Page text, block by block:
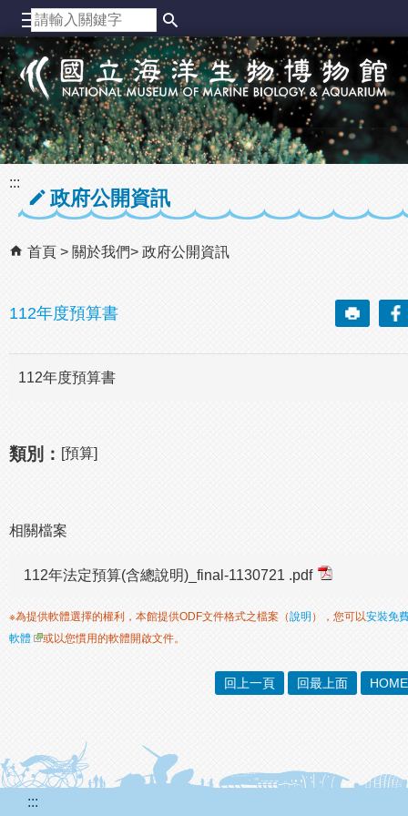
跳到主要內容區塊
:::
政府公開資訊
首頁 關於我們 政府公開資訊
112年度預算書
112年度預算書
類別： [預算]
相關檔案
112年法定預算(含總說明)_final-1130721 .pdf
※為提供軟體選擇的權利，本館提供ODF文件格式之檔案（說明 ），您可以安裝免
軟體
或以您慣用的軟體開啟文件。
回上一頁 回最上面 HOME
:::